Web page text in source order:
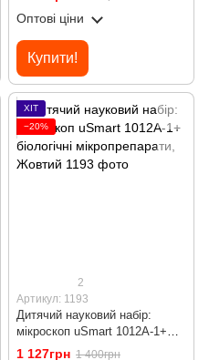
Оптові ціни
Купити!
ХІТ
−20%
2
Артикул: 1193
Дитячий науковий набір:
мікроскоп uSmart 1012A-1+
біологічні мікропрепарати,
1 127грн 1 400грн